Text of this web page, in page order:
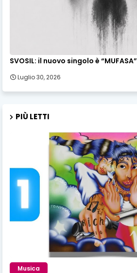
SVOSIL: il nuovo singolo è “MUFASA”
Luglio 30, 2026
PIÙ LETTI
Musica